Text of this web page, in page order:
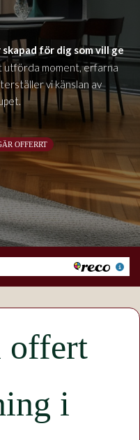
skapad för dig som vill ge
utförda moment, erfarna
vi känslan av
OFFERRT
offert
i